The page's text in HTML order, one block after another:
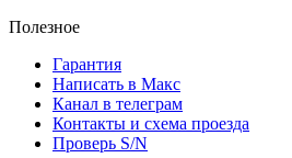
Полезное
Гарантия
Написать в Макс
Канал в телеграм
Контакты и схема проезда
Проверь S/N